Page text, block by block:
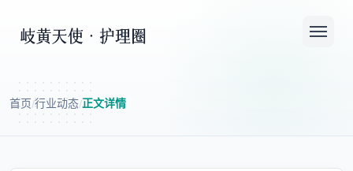
首页/行业动态/正文详情